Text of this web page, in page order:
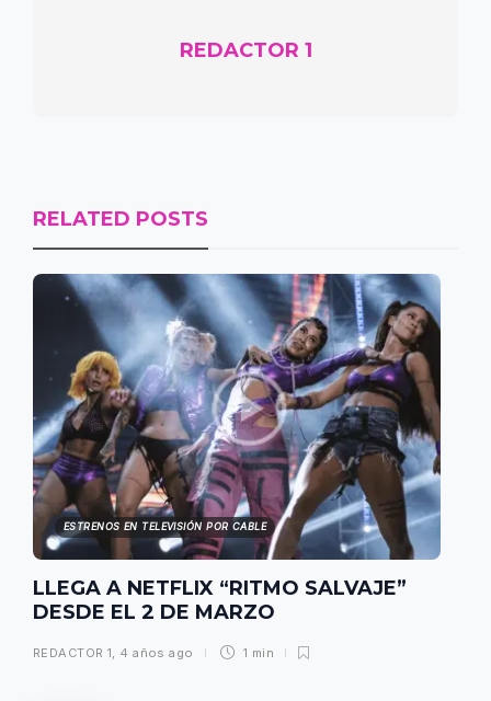
REDACTOR 1
RELATED POSTS
ESTRENOS EN TELEVISIÓN POR CABLE
LLEGA A NETFLIX “RITMO SALVAJE”
DESDE EL 2 DE MARZO
REDACTOR 1 4 años ago 1 min